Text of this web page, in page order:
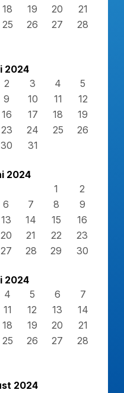
18 19 20
21
25 26 27
28
2024
2 3 4
5
9 10 11
12
16 17 18
19
23 24 25
26
30 31
2024
1
2
6 7 8
9
13 14 15
16
20 21 22
23
27 28 29 30
2024
4 5 6
7
11 12 13
14
18 19 20
21
25 26 27
28
2024